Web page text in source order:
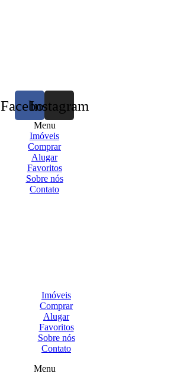
FacebookInstagram
Menu
Imóveis
Comprar
Alugar
Favoritos
Sobre nós
Contato
Imóveis
Comprar
Alugar
Favoritos
Sobre nós
Contato
Menu